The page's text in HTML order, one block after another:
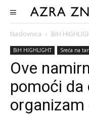
Naslovnica BiH
BiH HIGHLIGHT Sreća na
Ove
pomoći